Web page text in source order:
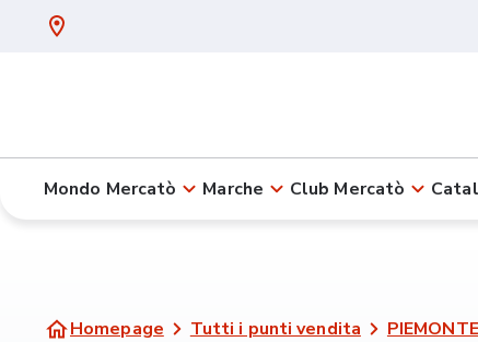
Mondo Mercatò Marche Club Mercatò
Homepage Tutti i punti vendita PIEMONTE